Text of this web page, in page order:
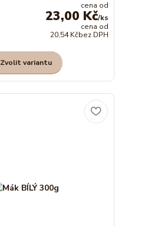
cena od
23,00 Kč/ks
cena od
20,54 Kčbez DPH
Zvolit variantu